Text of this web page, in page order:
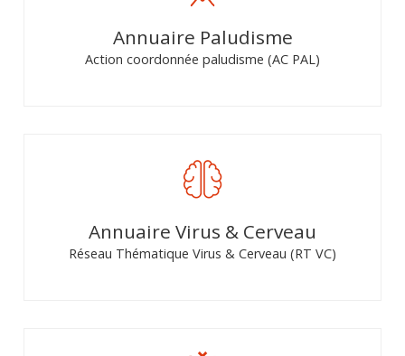
Annuaire Paludisme
Action coordonnée paludisme (AC PAL)
Annuaire Virus & Cerveau
Réseau Thématique Virus & Cerveau (RT VC)